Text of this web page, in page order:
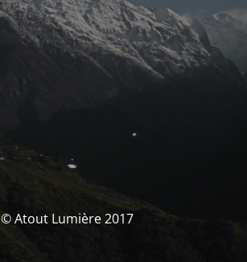
© Atout Lumière 2017